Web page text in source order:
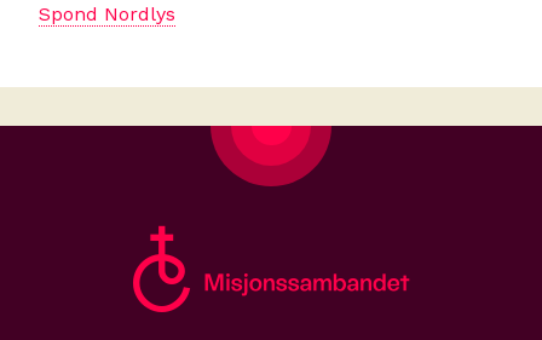
Spond Nordlys